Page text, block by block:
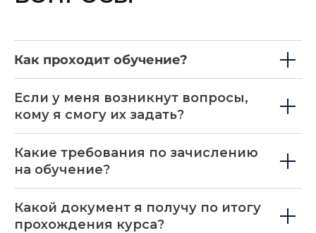
Как проходит обучение?
Если у меня возникнут вопросы,
кому я смогу их задать?
Какие требования по зачислению
на обучение?
Какой документ я получу по итогу
прохождения курса?